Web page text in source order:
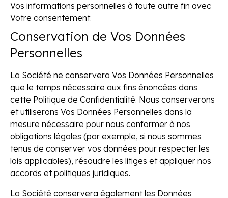
Vos informations personnelles à toute autre fin avec
Votre consentement.
Conservation de Vos Données
Personnelles
La Société ne conservera Vos Données Personnelles
que le temps nécessaire aux fins énoncées dans
cette Politique de Confidentialité. Nous conserverons
et utiliserons Vos Données Personnelles dans la
mesure nécessaire pour nous conformer à nos
obligations légales (par exemple, si nous sommes
tenus de conserver vos données pour respecter les
lois applicables), résoudre les litiges et appliquer nos
accords et politiques juridiques.
La Société conservera également les Données